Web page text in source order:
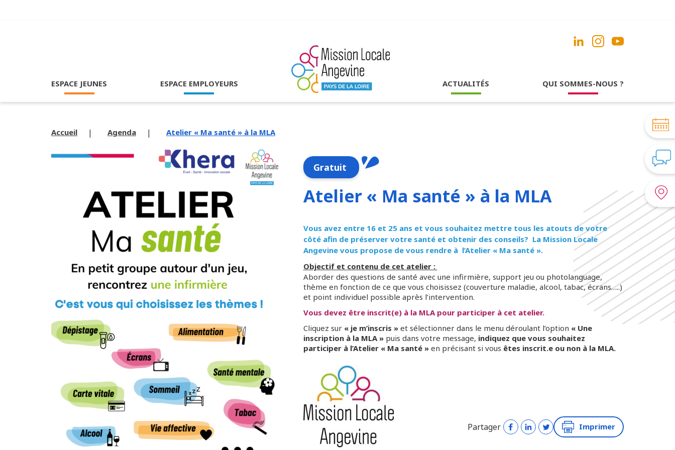
ESPACE JEUNES ESPACE EMPLOYEURS ACTUALITÉS QUI SOMMES-NOUS ?
Accueil Agenda Atelier « Ma santé » à la MLA
Gratuit
Atelier « Ma santé » à la MLA
Vous avez entre 16 et 25 ans et vous souhaitez mettre tous les atouts de votre
côté afin de préserver votre santé et obtenir des conseils? La Mission Locale
Angevine vous propose de vous rendre à l’Atelier « Ma santé ».
Objectif et contenu de cet atelier :
Aborder des questions de santé avec une infirmière, support jeu ou photolanguage,
thème en fonction de ce que vous choisissez (couverture maladie, alcool, tabac, écrans…..)
et point individuel possible après l’intervention.
Vous devez être inscrit(e) à la MLA pour participer à cet atelier.
Cliquez sur« je m’inscris »et sélectionner dans le menu déroulant l’option « Une
inscription à la MLA »puis dans votre message, indiquez que vous souhaitez
participer à l’Atelier « Ma santé »en précisant si vous êtes inscrit.e ou non à la MLA.
Partager Imprimer